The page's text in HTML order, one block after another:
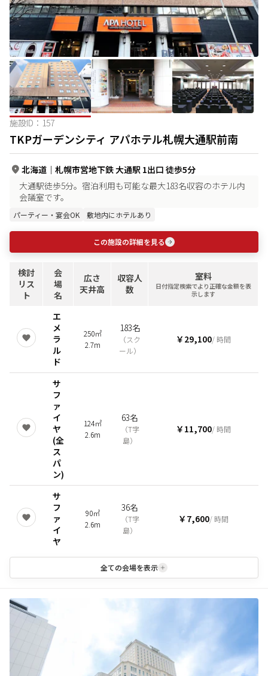
施設ID： 157
TKPガーデンシティ アパホテル札幌大通駅前南
北海道 ｜ 札幌市営地下鉄 大通駅 1出口 徒歩5分
大通駅徒歩5分。宿泊利用も可能な最大183名収容のホテル内
会議室です。
パーティー・宴会OK 敷地内にホテルあり
この施設の詳細を見る
検討
リス
ト
会
場
名
広さ
天井高
収容人
数
室料
日付指定検索でより正確な金額を表
示します
エ
メ
ラ
ル
ド
250㎡
2.7m
183名
（スク
ール）
￥29,100/ 時間
サ
フ
ァ
イ
ヤ
(全
ス
パ
ン)
124㎡
2.6m
63名
（T字
島）
￥11,700/ 時間
サ
フ
ァ
イ
ヤ
90㎡
2.6m
36名
（T字
島）
￥7,600/ 時間
全ての会場を表示